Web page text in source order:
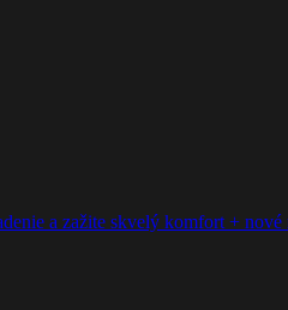
a zažite skvelý komfort +